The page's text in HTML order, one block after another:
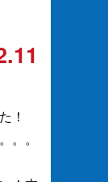
！
。。